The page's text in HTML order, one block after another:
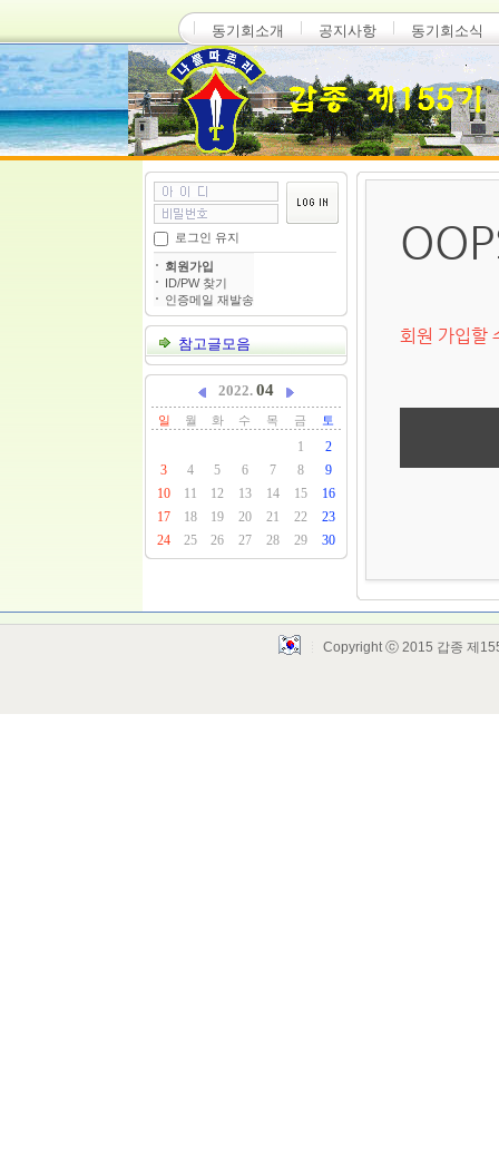
동기회소개 공지사항 동기회소식
로그인 유지
회원가입
ID/PW 찾기
인증메일 재발송
참고글모음
2022. 04
일 월 화 수 목 금 토
1
2
3
4 5 6 7 8
9
10
11 12 13 14 15
16
17
18 19 20 21 22
23
24
25 26 27 28 29 30
회원 가입할
Copyright ⓒ 2015 갑종 제